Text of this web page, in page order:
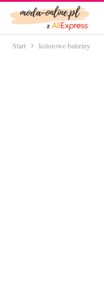
Start kolorowe baleriny